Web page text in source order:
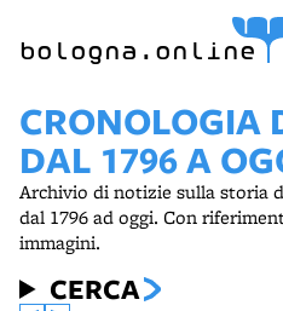
bologna.online
CRONOLOGIA
DAL 1796 A
Archivio di notizie sulla storia
dal 1796 ad oggi. Con
immagini.
CERCA